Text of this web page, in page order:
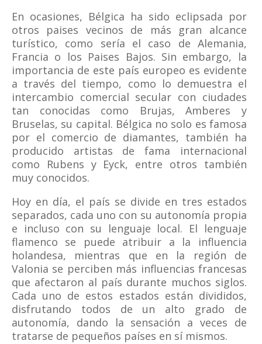
En ocasiones, Bélgica ha sido eclipsada por
otros paises vecinos de más gran alcance
turístico, como sería el caso de Alemania,
Francia o los Paises Bajos. Sin embargo, la
importancia de este país europeo es evidente
a través del tiempo, como lo demuestra el
intercambio comercial secular con ciudades
tan conocidas como Brujas, Amberes y
Bruselas, su capital. Bélgica no solo es famosa
por el comercio de diamantes, también ha
producido artistas de fama internacional
como Rubens y Eyck, entre otros también
muy conocidos.
Hoy en día, el país se divide en tres estados
separados, cada uno con su autonomía propia
e incluso con su lenguaje local. El lenguaje
flamenco se puede atribuir a la influencia
holandesa, mientras que en la región de
Valonia se perciben más influencias francesas
que afectaron al país durante muchos siglos.
Cada uno de estos estados están divididos,
disfrutando todos de un alto grado de
autonomía, dando la sensación a veces de
tratarse de pequeños países en sí mismos.